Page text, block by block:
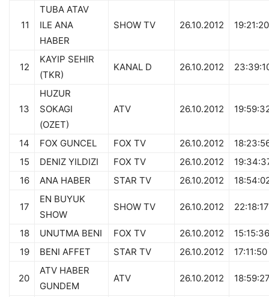
11
TUBA ATAV
ILE ANA
HABER
SHOW TV 26.10.2012 19:21:20
12
KAYIP SEHIR
(TKR)
KANAL D 26.10.2012
13
HUZUR
SOKAGI
(OZET)
ATV 26.10.2012
14 FOX GUNCEL FOX TV 26.10.2012
15
DENIZ YILDIZI FOX TV 26.10.2012
16
ANA HABER STAR TV 26.10.2012
17
EN BUYUK
SHOW
SHOW TV 26.10.2012 22:18:17
18 UNUTMA BENI FOX TV 26.10.2012
15:15:36
19
BENI AFFET STAR TV 26.10.2012 17:11:50
20
ATV HABER
GUNDEM
ATV 26.10.2012